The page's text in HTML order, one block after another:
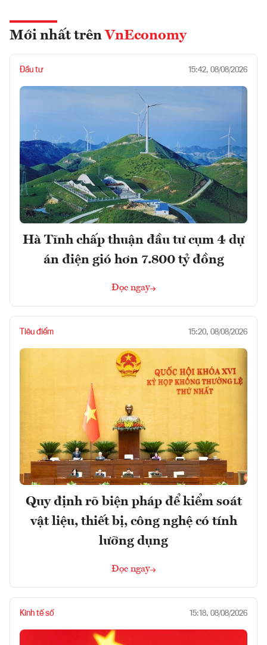
Mới nhất trên VnEconomy
Đầu tư 15:42, 08/08/2026
Hà Tĩnh chấp thuận đầu tư cụm 4 dự
án điện gió hơn 7.800 tỷ đồng
Đọc ngay
Tiêu điểm 15:20, 08/08/2026
Quy định rõ biện pháp để kiểm soát
vật liệu, thiết bị, công nghệ có tính
lưỡng dụng
Đọc ngay
Kinh tế số 15:18, 08/08/2026